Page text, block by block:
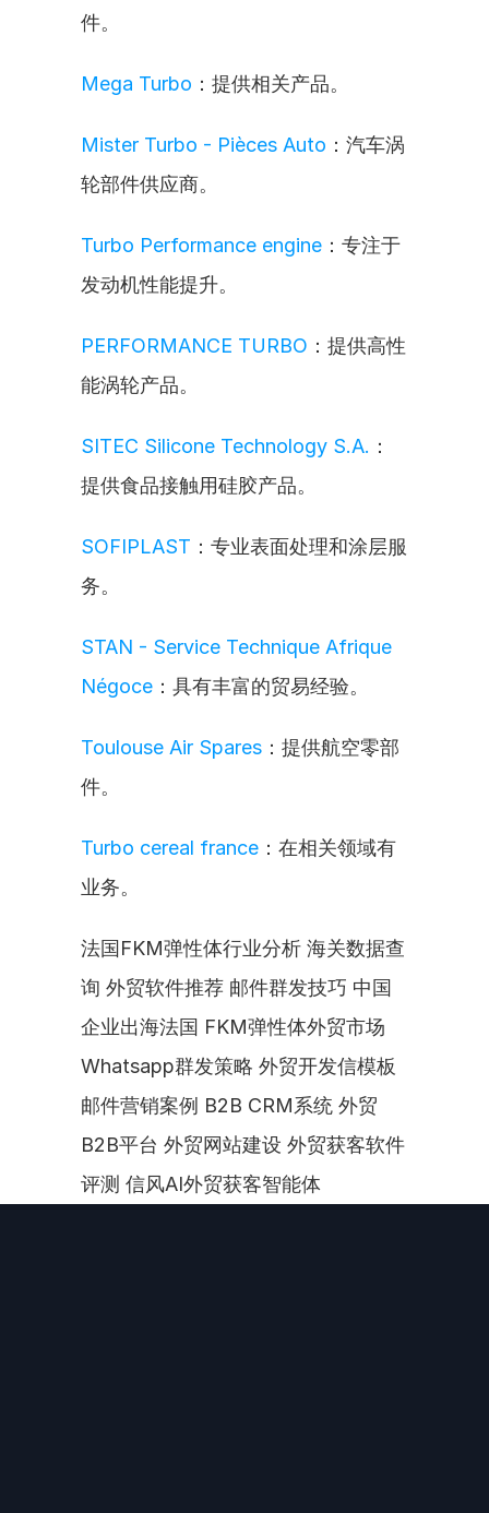
件。
Mega Turbo ：提供相关产品。
Mister Turbo - Pièces Auto ：汽车涡
轮部件供应商。
Turbo Performance engine ：专注于
发动机性能提升。
PERFORMANCE TURBO ：提供高性
能涡轮产品。
SITEC Silicone Technology S.A. ：
提供食品接触用硅胶产品。
SOFIPLAST ：专业表面处理和涂层服
务。
STAN - Service Technique Afrique
Négoce ：具有丰富的贸易经验。
Toulouse Air Spares ：提供航空零部
件。
Turbo cereal france ：在相关领域有
业务。
法国FKM弹性体行业分析 海关数据查
询 外贸软件推荐 邮件群发技巧 中国
企业出海法国 FKM弹性体外贸市场
Whatsapp群发策略 外贸开发信模板
邮件营销案例 B2B CRM系统 外贸
B2B平台 外贸网站建设 外贸获客软件
评测 信风AI外贸获客智能体